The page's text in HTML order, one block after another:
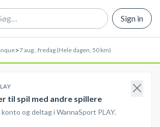
Sign in
>7 aug., fredag (Hele dagen, 50 km)
til spil med andre spillere
og deltag i WannaSport PLAY.